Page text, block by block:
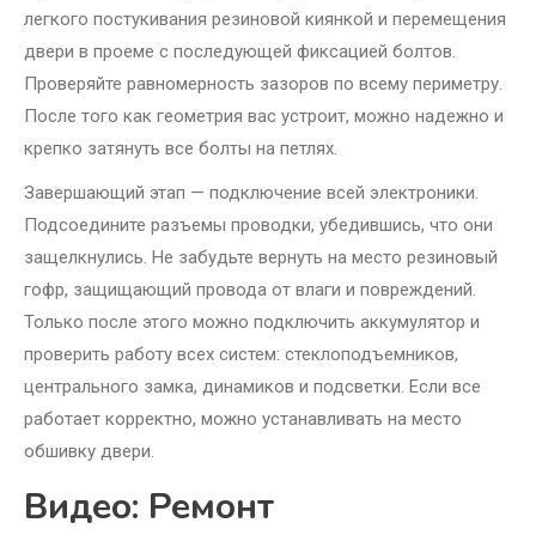
легкого постукивания резиновой киянкой и перемещения
двери в проеме с последующей фиксацией болтов.
Проверяйте равномерность зазоров по всему периметру.
После того как геометрия вас устроит, можно надежно и
крепко затянуть все болты на петлях.
Завершающий этап — подключение всей электроники.
Подсоедините разъемы проводки, убедившись, что они
защелкнулись. Не забудьте вернуть на место резиновый
гофр, защищающий провода от влаги и повреждений.
Только после этого можно подключить аккумулятор и
проверить работу всех систем: стеклоподъемников,
центрального замка, динамиков и подсветки. Если все
работает корректно, можно устанавливать на место
обшивку двери.
Видео: Ремонт